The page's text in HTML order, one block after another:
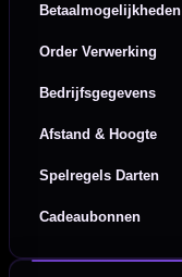
Betaalmogelijkheden
Order Verwerking
Bedrijfsgegevens
Afstand & Hoogte
Spelregels Darten
Cadeaubonnen